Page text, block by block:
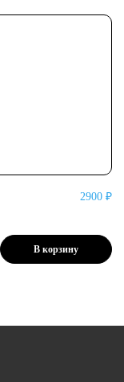
2900 ₽
В корзину